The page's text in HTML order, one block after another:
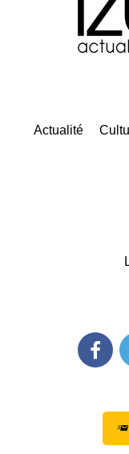
Actualité